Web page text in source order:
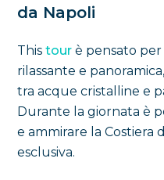
da Napoli
This tour è pensato per
rilassante e
tra acque cristalline e
Durante la giornata è
e ammirare la Costiera
esclusiva.